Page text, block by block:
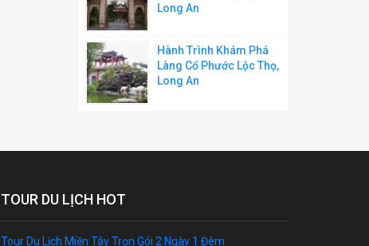
Long An
Hành Trình Khám Phá
Làng Cổ Phước Lộc Thọ,
Long An
TOUR DU LỊCH HOT
Tour Du Lịch Miền Tây Trọn Gói 2 Ngày 1 Đêm